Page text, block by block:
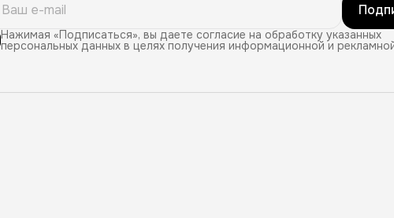
Нажимая «Подписаться», вы даете согласие на обработку указанных
персональных данных в целях получения информационной и